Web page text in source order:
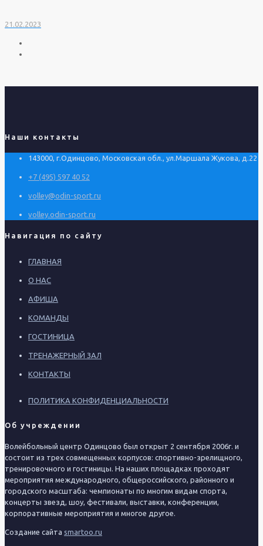
21.02.2023
Наши контакты
143000, г.Одинцово, Московская обл., ул.Маршала Жукова, д.22
+7 (495) 597 40 52
volley@odin-sport.ru
volley.odin-sport.ru
Навигация по сайту
ГЛАВНАЯ
О НАС
АФИША
КОМАНДЫ
ГОСТИНИЦА
ТРЕНАЖЕРНЫЙ ЗАЛ
КОНТАКТЫ
ПОЛИТИКА КОНФИДЕНЦИАЛЬНОСТИ
Об учреждении
Волейбольный центр Одинцово был открыт 2 сентября 2006г. и
состоит из трех совмещенных корпусов: спортивно-зрелищного,
тренировочного и гостиницы. На наших площадках проходят
мероприятия международного, общероссийского, районного и
городского масштаба: чемпионаты по многим видам спорта,
концерты звезд, шоу, фестивали, выставки, конференции,
корпоративные мероприятия и многое другое.
Создание сайта smartoo.ru